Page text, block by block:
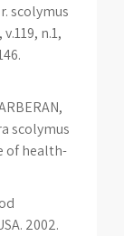
scolymus
n.1,
scolymus
of health-
2002.